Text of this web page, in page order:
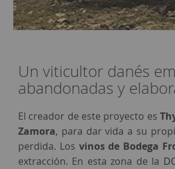
Un viticultor danés
abandonadas y
El creador de este proyecto es
Zamora, para dar vida a su
perdida. Los vinos de Bodega
extracción. En esta zona de la